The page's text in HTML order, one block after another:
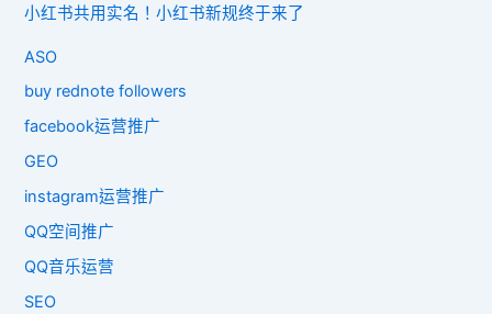
小红书共用实名！小红书新规终于来了
ASO
buy rednote followers
facebook运营推广
GEO
instagram运营推广
QQ空间推广
QQ音乐运营
SEO